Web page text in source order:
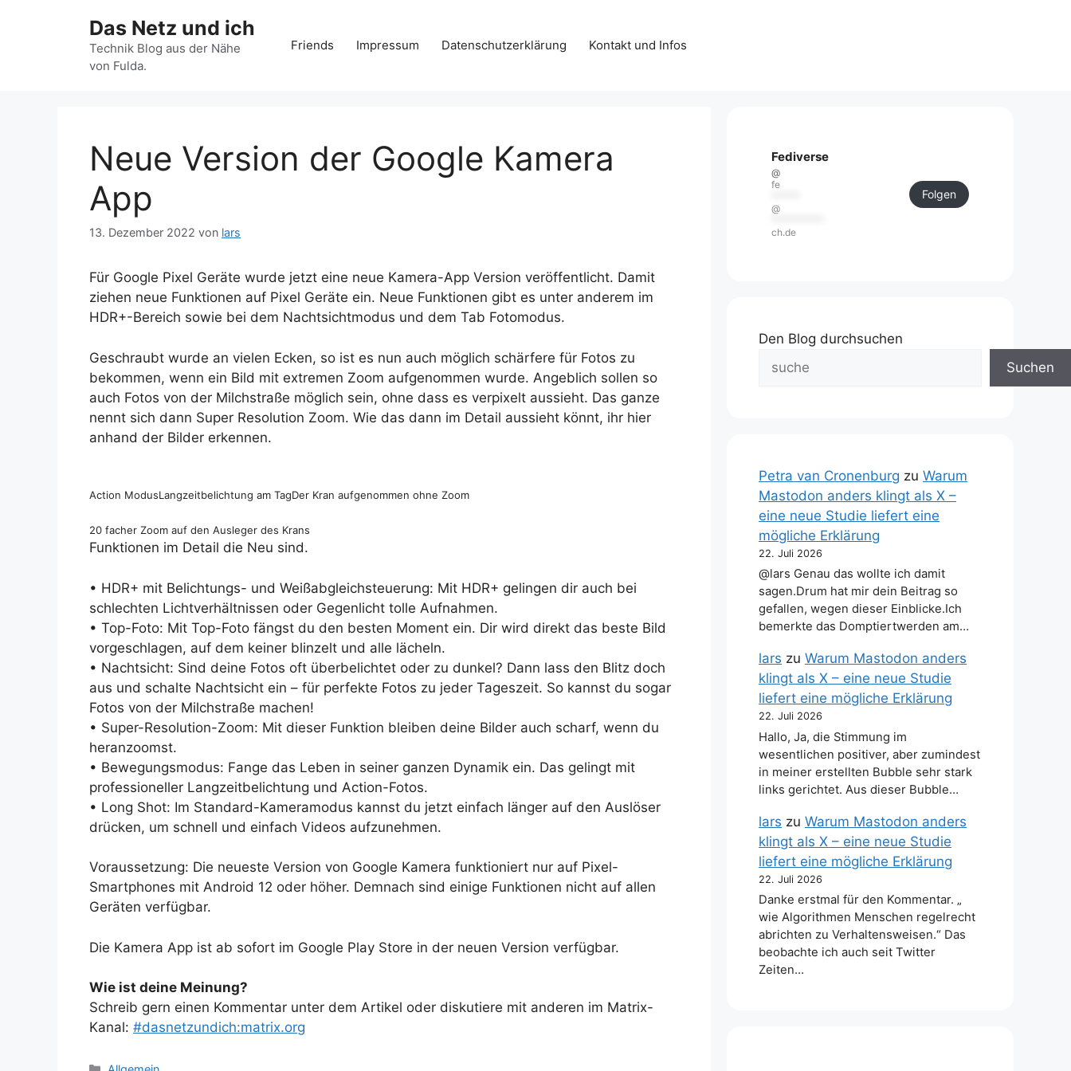
Das Netz und ich
Technik Blog aus der Nähe
von Fulda.
Friends Impressum Datenschutzerklärung Kontakt und Infos
Neue Version der Google Kamera
App
13. Dezember 2022 von lars
Für Google Pixel Geräte wurde jetzt eine neue Kamera-App Version veröffentlicht. Damit
ziehen neue Funktionen auf Pixel Geräte ein. Neue Funktionen gibt es unter anderem im
HDR+-Bereich sowie bei dem Nachtsichtmodus und dem Tab Fotomodus.
Geschraubt wurde an vielen Ecken, so ist es nun auch möglich schärfere für Fotos zu
bekommen, wenn ein Bild mit extremen Zoom aufgenommen wurde. Angeblich sollen so
auch Fotos von der Milchstraße möglich sein, ohne dass es verpixelt aussieht. Das ganze
nennt sich dann Super Resolution Zoom. Wie das dann im Detail aussieht könnt, ihr hier
anhand der Bilder erkennen.
Action ModusLangzeitbelichtung am TagDer Kran aufgenommen ohne Zoom
20 facher Zoom auf den Ausleger des Krans
Funktionen im Detail die Neu sind.
• HDR+ mit Belichtungs- und Weißabgleichsteuerung: Mit HDR+ gelingen dir auch bei
schlechten Lichtverhältnissen oder Gegenlicht tolle Aufnahmen.
• Top-Foto: Mit Top-Foto fängst du den besten Moment ein. Dir wird direkt das beste Bild
vorgeschlagen, auf dem keiner blinzelt und alle lächeln.
• Nachtsicht: Sind deine Fotos oft überbelichtet oder zu dunkel? Dann lass den Blitz doch
aus und schalte Nachtsicht ein – für perfekte Fotos zu jeder Tageszeit. So kannst du sogar
Fotos von der Milchstraße machen!
• Super-Resolution-Zoom: Mit dieser Funktion bleiben deine Bilder auch scharf, wenn du
heranzoomst.
• Bewegungsmodus: Fange das Leben in seiner ganzen Dynamik ein. Das gelingt mit
professioneller Langzeitbelichtung und Action-Fotos.
• Long Shot: Im Standard-Kameramodus kannst du jetzt einfach länger auf den Auslöser
drücken, um schnell und einfach Videos aufzunehmen.
Voraussetzung: Die neueste Version von Google Kamera funktioniert nur auf Pixel-
Smartphones mit Android 12 oder höher. Demnach sind einige Funktionen nicht auf allen
Geräten verfügbar.
Die Kamera App ist ab sofort im Google Play Store in der neuen Version verfügbar.
Wie ist deine Meinung?
Schreib gern einen Kommentar unter dem Artikel oder diskutiere mit anderen im Matrix-
Kanal: #dasnetzundich:matrix.org
Fediverse
@
fe
@
ch.de
Folgen
Den Blog durchsuchen
Suchen
Petra van Cronenburg zu Warum
Mastodon anders klingt als X –
eine neue Studie liefert eine
mögliche Erklärung
22. Juli 2026
@lars Genau das wollte ich damit
sagen.Drum hat mir dein Beitrag so
gefallen, wegen dieser Einblicke.Ich
bemerkte das Domptiertwerden am…
lars zu Warum Mastodon anders
klingt als X – eine neue Studie
liefert eine mögliche Erklärung
22. Juli 2026
Hallo, Ja, die Stimmung im
wesentlichen positiver, aber zumindest
in meiner erstellten Bubble sehr stark
links gerichtet. Aus dieser Bubble…
lars zu Warum Mastodon anders
klingt als X – eine neue Studie
liefert eine mögliche Erklärung
22. Juli 2026
Danke erstmal für den Kommentar. „
wie Algorithmen Menschen regelrecht
abrichten zu Verhaltensweisen.“ Das
beobachte ich auch seit Twitter
Zeiten…